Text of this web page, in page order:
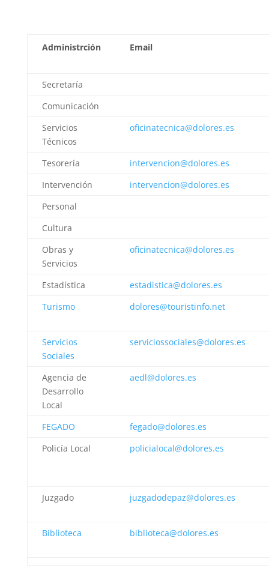
Administrción Email
Secretaría
Comunicación
Servicios
Técnicos
oficinatecnica@dolores.es
Tesorería
intervencion@dolores.es
Intervención
intervencion@dolores.es
Personal
Cultura
Obras y
Servicios
oficinatecnica@dolores.es
Estadística
estadistica@dolores.es
Turismo
dolores@touristinfo.net
Servicios
Sociales
serviciossociales@dolores.es
Agencia de
Desarrollo
Local
aedl@dolores.es
FEGADO
fegado@dolores.es
Policía Local
policialocal@dolores.es
Juzgado juzgadodepaz@dolores.es
Biblioteca biblioteca@dolores.es